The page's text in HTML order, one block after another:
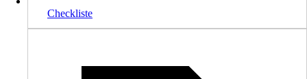
Checkliste